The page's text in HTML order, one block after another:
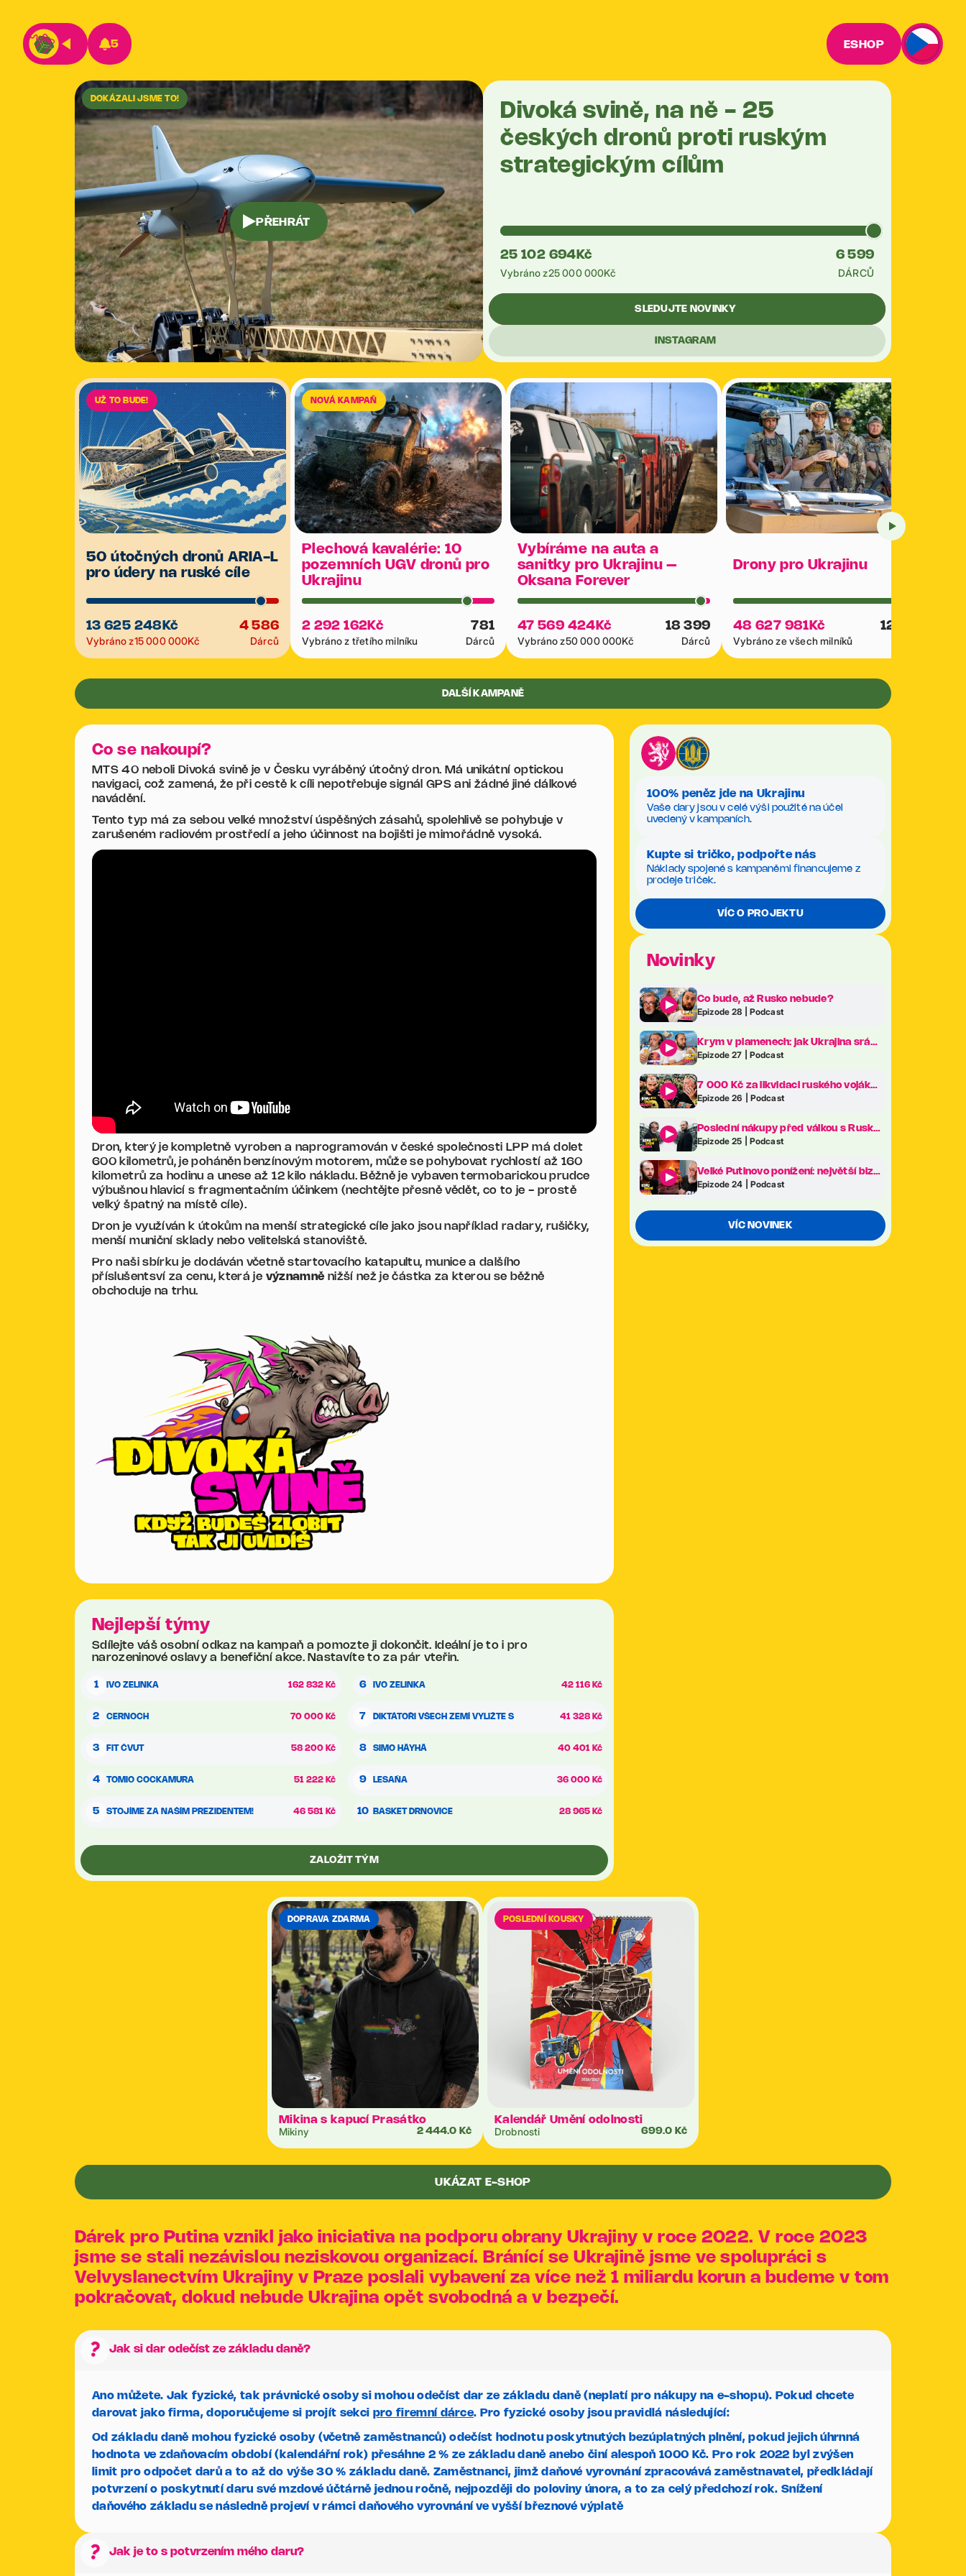
5 ESHOP
DOKÁZALI JSME TO!
PŘEHRÁT
Divoká svině, na ně - 25
českých dronů proti ruským
strategickým cílům
25 102 694 Kč 6 599
Vybráno z25 000 000Kč DÁRCŮ
SLEDUJTE NOVINKY
INSTAGRAM
UŽ TO BUDE!
50 útočných dronů ARIA-L
pro údery na ruské cíle
13 625 248 Kč 4 586
Vybráno z15 000 000Kč Dárců
NOVÁ KAMPAŇ
Plechová kavalérie: 10
pozemních UGV dronů pro
Ukrajinu
2 292 162Kč 781
Vybráno z třetího milníku Dárců
Vybíráme na auta a
sanitky pro Ukrajinu –
Oksana Forever
47 569 424 Kč 18 399
Vybráno z50 000 000Kč Dárců
Drony pro Ukrajinu
48 627 981 Kč 12 046
Vybráno ze všech milníků
DALŠÍ KAMPANĚ
Co se nakoupí?
MTS 40 neboli Divoká svině je v Česku vyráběný útočný dron. Má unikátní optickou
navigaci, což zamená, že při cestě k cíli nepotřebuje signál GPS ani žádné jiné dálkové
navádění.
Tento typ má za sebou velké množství úspěšných zásahů, spolehlivě se pohybuje v
zarušeném radiovém prostředí a jeho účinnost na bojišti je mimořádně vysoká.
Dron, který je kompletně vyroben a naprogramován v české společnosti LPP má dolet
600 kilometrů, je poháněn benzínovým motorem, může se pohybovat rychlostí až 160
kilometrů za hodinu a unese až 12 kilo nákladu. Běžně je vybaven termobarickou prudce
výbušnou hlavicí s fragmentačním účinkem (nechtějte přesně vědět, co to je - prostě
velký špatný na místě cíle).
Dron je využíván k útokům na menší strategické cíle jako jsou například radary, rušičky,
menší muniční sklady nebo velitelská stanoviště.
Pro naši sbírku je dodáván včetně startovacího katapultu, munice a dalšího
příslušentsví za cenu, která je významněnižší než je částka za kterou se běžně
obchoduje na trhu.
Nejlepší týmy
Sdílejte váš osobní odkaz na kampaň a pomozte ji dokončit. Ideální je to i pro
narozeninové oslavy a benefiční akce. Nastavíte to za pár vteřin.
1 IVO ZELINKA 162 832 Kč
2 CERNOCH 70 000 Kč
3 FIT ČVUT 58 200 Kč
4 TOMIO COCKAMURA 51 222 Kč
5 STOJÍME ZA NAŠÍM PREZIDENTEM! 46 581 Kč
6 IVO ZELINKA 42 116 Kč
7 DIKTÁTOŘI VŠECH ZEMÍ VYLIŽTE S 41 328 Kč
8 SIMO HÄYHÄ 40 401 Kč
9 LESAŇA 36 000 Kč
10 BASKET DRNOVICE 28 965 Kč
ZALOŽIT TÝM
100% peněz jde na Ukrajinu
Vaše dary jsou v celé výši použité na účel
uvedený v kampaních.
Kupte si tričko, podpořte nás
Náklady spojené s kampaněmi financujeme z
prodeje triček.
VÍC O PROJEKTU
Novinky
Co bude, až Rusko nebude?
Epizode 28 | Podcast
Krym v plamenech: jak Ukrajina sráží Putinův klenot na kolena
Epizode 27 | Podcast
7 000 Kč za likvidaci ruského vojáka. Revoluce v ukrajinské armádě je tady!
Epizode 26 | Podcast
Poslední nákupy před válkou s Ruskem. Co frčelo nejvíc na největším veletrhu zbraní v Evropě?
Epizode 25 | Podcast
Velké Putinovo ponížení: největší bizarnosti ekonomického fóra v Petrohradě
Epizode 24 | Podcast
VÍC NOVINEK
DOPRAVA ZDARMA
Mikina s kapucí Prasátko
Mikiny 2 444.0 Kč
POSLEDNÍ KOUSKY
Kalendář Umění odolnosti
Drobnosti 699.0 Kč
UKÁZAT E-SHOP
Dárek pro Putina vznikl jako iniciativa na podporu obrany Ukrajiny v roce 2022. V roce 2023
jsme se stali nezávislou neziskovou organizací. Bránící se Ukrajině jsme ve spolupráci s
Velvyslanectvím Ukrajiny v Praze poslali vybavení za více než 1 miliardu korun a budeme v tom
pokračovat, dokud nebude Ukrajina opět svobodná a v bezpečí.
question_mark Jak si dar odečíst ze základu daně?
Ano můžete. Jak fyzické, tak právnické osoby si mohou odečíst dar ze základu daně (neplatí pro nákupy na e-shopu). Pokud chcete
darovat jako firma, doporučujeme si projít sekci pro firemní dárce. Pro fyzické osoby jsou pravidlá následující:
Od základu daně mohou fyzické osoby (včetně zaměstnanců) odečíst hodnotu poskytnutých bezúplatných plnění, pokud jejich úhrnná
hodnota ve zdaňovacím období (kalendářní rok) přesáhne 2 % ze základu daně anebo činí alespoň 1000 Kč. Pro rok 2022 byl zvýšen
limit pro odpočet darů a to až do výše 30 % základu daně. Zaměstnanci, jimž daňové vyrovnání zpracovává zaměstnavatel, předkládají
potvrzení o poskytnutí daru své mzdové účtárně jednou ročně, nejpozději do poloviny února, a to za celý předchozí rok. Snížení
daňového základu se následně projeví v rámci daňového vyrovnání ve vyšší březnové výplatě
question_mark Jak je to s potvrzením mého daru?